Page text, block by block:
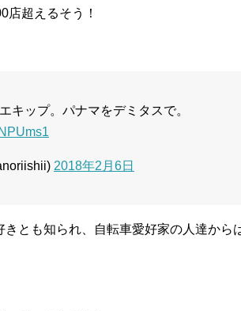
店超えるそう！
キップ。パナマをデミタスで。
2018年2月6日
とも知られ、自転車愛好家の人達から